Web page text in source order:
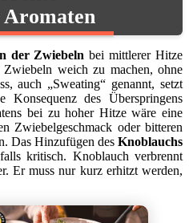
der Zwiebeln bei mittlerer Hitze
weich zu machen, ohne
auch „Sweating“ genannt, setzt
des Überspringens
bei zu hoher Hitze wäre eine
Zwiebelgeschmack oder bitteren
Das Hinzufügen des Knoblauchs
kritisch. Knoblauch verbrennt
Er muss nur kurz erhitzt werden,